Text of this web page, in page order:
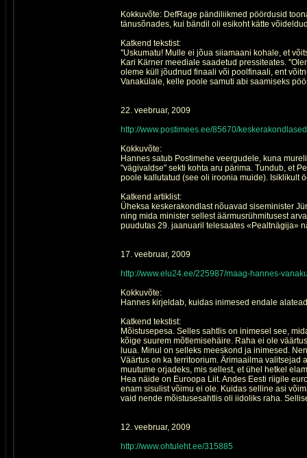
Kokkuvõte: DefRage pändiliikmed pöördusid
tänusõnades, kui bändil oli esikoht kätte
Katkend tekstist:
''Uskumatu! Mulle ei jõua siiamaani kohale, et
Kari Kärner meediale saadetud pressiteates.
oleme küll jõudnud finaali või poolfinaali, ent
Vanakülale, kelle poole samuti abi saamiseks
22. veebruar, 2009
http://www.postimees.ee/85670/
Kokkuvõte:
Hannes satub Postimehe veergudele, kuna
"vägivaldse" sekti kohta aru pärima. Tundub, et
poole kallutatud (see oli iroonia muide). Isiklikult
Katkend artiklist:
Üheksa keskerakondlast nõuavad siseminister
ning mida minister sellest äärmusrühmitusest
puudutas 29. jaanuaril telesaates «Pealtnägija»
17. veebruar, 2009
http://www.elu24.ee/225987/maag-hannes-
Kokkuvõte:
Hannes kirjeldab, kuidas inimesed endale
Katkend tekstist:
Mõistusepesa. Selles sahtlis on inimesel see,
kõige suurem mõtlemisehäire. Raha ei ole
luua. Minul on selleks meeskond ja inimesed.
Väärtus on ka territoorium. Ärimaailma valitsejad
muutume orjadeks, mis sellest, et ühel hetkel
Hea näide on Euroopa Liit. Andes Eesti riigile
enam sisulist võimu ei ole. Kuidas selline asi
vaid nende mõistusesahtlis oli iidoliks raha.
12. veebruar, 2009
http://www.ohtuleht.ee/315885